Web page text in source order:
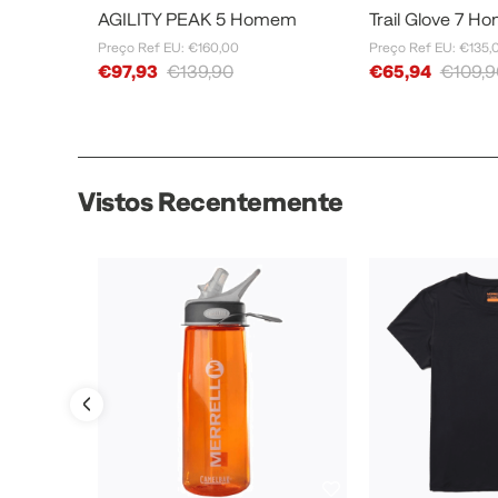
AGILITY PEAK 5 Homem
Preço Ref EU: €160,00
Sale Price
€97,93 €139,90
Trail Glove 7
Preço Ref EU:
Sale Price
€65,94
Vistos Recentemente